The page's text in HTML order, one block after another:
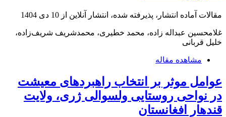
مقالات آماده انتشار، پذیرفته شده، انتشار آنلاین از 10 دی 1404
غلامحسین عبداله زاده، محمد خطیری، محمدشریف شریف‌زاده،
خلیل قربانی
مشاهده مقاله
عوامل موثر بر انتخاب راهبردهای معیشت
در نواحی روستایی ولسوالی ژری، ولایت
قندهار افغانستان